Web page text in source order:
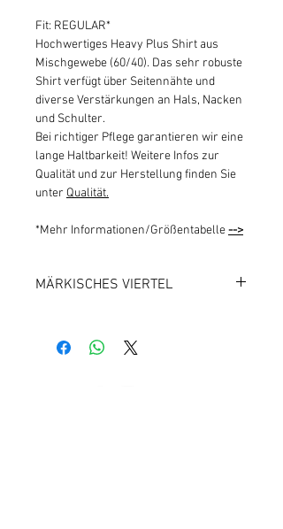
Fit: REGULAR*
Hochwertiges Heavy Plus Shirt aus
Mischgewebe (60/40). Das sehr robuste
Shirt verfügt über Seitennähte und
diverse Verstärkungen an Hals, Nacken
und Schulter.
Bei richtiger Pflege garantieren wir eine
lange Haltbarkeit! Weitere Infos zur
Qualität und zur Herstellung finden Sie
unter Qualität.
*Mehr Informationen/Größentabelle-->
MÄRKISCHES VIERTEL